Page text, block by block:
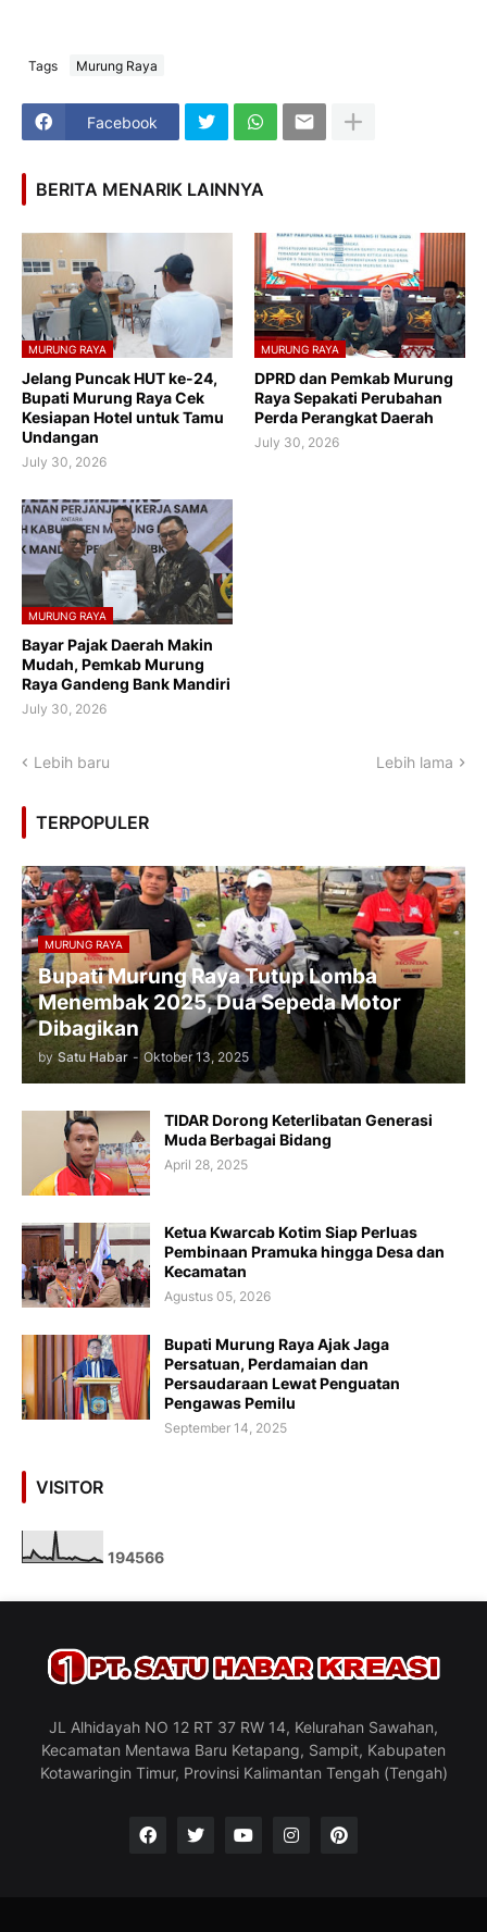
Tags Murung Raya
Facebook
BERITA MENARIK LAINNYA
MURUNG RAYA
Jelang Puncak HUT ke-24,
Bupati Murung Raya Cek
Kesiapan Hotel untuk Tamu
Undangan
July 30, 2026
MURUNG RAYA
DPRD dan Pemkab Murung
Raya Sepakati Perubahan
Perda Perangkat Daerah
July 30, 2026
MURUNG RAYA
Bayar Pajak Daerah Makin
Mudah, Pemkab Murung
Raya Gandeng Bank Mandiri
July 30, 2026
Lebih baru Lebih lama
TERPOPULER
MURUNG RAYA
Bupati Murung Raya Tutup Lomba
Menembak 2025, Dua Sepeda Motor
Dibagikan
by Satu Habar - Oktober 13, 2025
TIDAR Dorong Keterlibatan Generasi
Muda Berbagai Bidang
April 28, 2025
Ketua Kwarcab Kotim Siap Perluas
Pembinaan Pramuka hingga Desa dan
Kecamatan
Agustus 05, 2026
Bupati Murung Raya Ajak Jaga
Persatuan, Perdamaian dan
Persaudaraan Lewat Penguatan
Pengawas Pemilu
September 14, 2025
VISITOR
194566
JL Alhidayah NO 12 RT 37 RW 14, Kelurahan Sawahan,
Kecamatan Mentawa Baru Ketapang, Sampit, Kabupaten
Kotawaringin Timur, Provinsi Kalimantan Tengah (Tengah)